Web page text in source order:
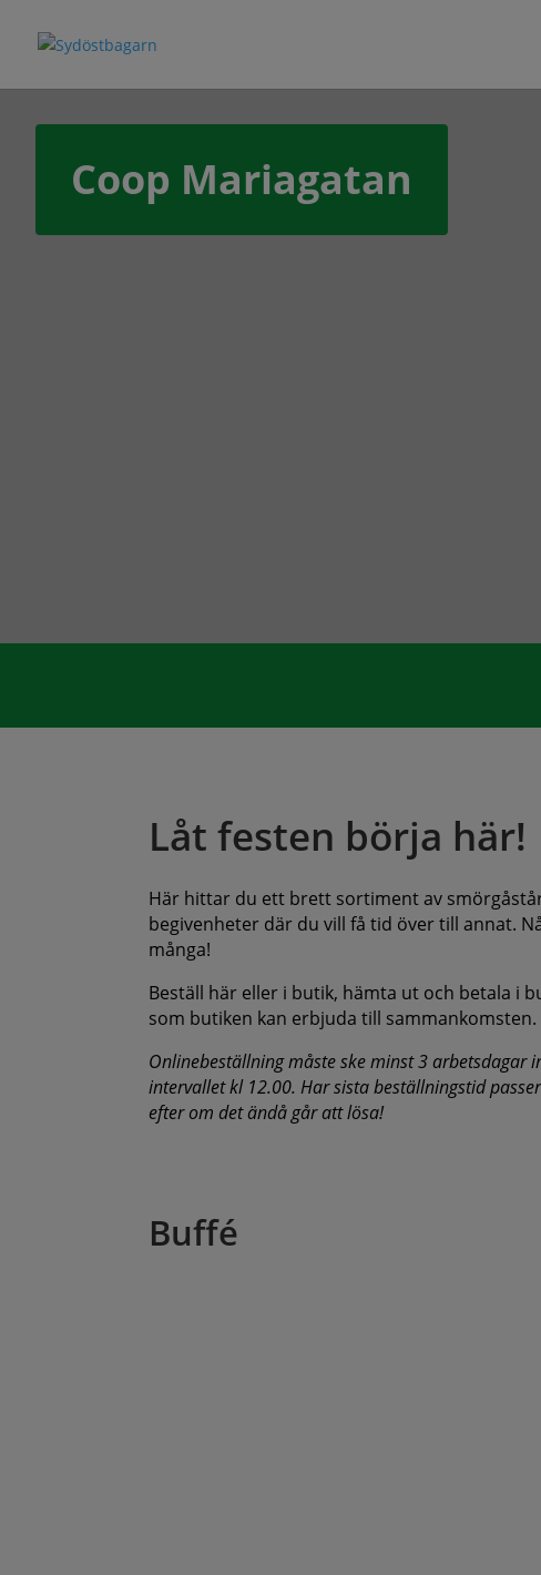
Coop Mariagatan
Låt festen börja här!
Här hittar du ett brett sortiment av
begivenheter där du vill få tid över till annat.
många!
Beställ här eller i butik, hämta ut och betala i
som butiken kan erbjuda till sammankomsten.
Onlinebeställning måste ske minst 3 arbetsdagar
intervallet kl 12.00. Har sista beställningstid
efter om det ändå går att lösa!
Buffé